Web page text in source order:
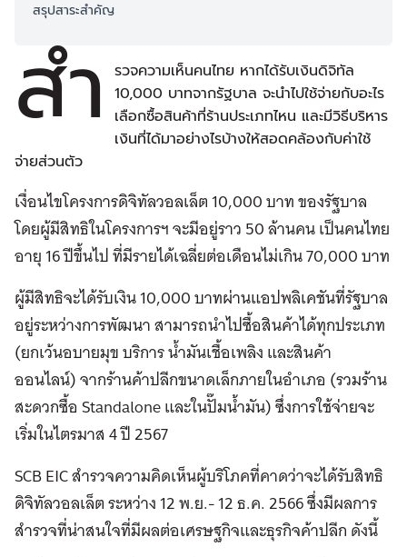
สรุปสาระสำคัญ
สำ
รวจความเห็นคนไทย หากได้รับเงินดิจิทัล
10,000 บาทจากรัฐบาล จะนำไปใช้จ่ายกับอะไร
เลือกซื้อสินค้าที่ร้านประเภทไหน และมีวิธีบริหาร
เงินที่ได้มาอย่างไรบ้างให้สอดคล้องกับค่าใช้
จ่ายส่วนตัว
เงื่อนไขโครงการดิจิทัลวอลเล็ต 10,000 บาท ของรัฐบาล
โดยผู้มีสิทธิในโครงการฯ จะมีอยู่ราว 50 ล้านคน เป็นคนไทย
อายุ 16 ปีขึ้นไป ที่มีรายได้เฉลี่ยต่อเดือนไม่เกิน 70,000 บาท
ผู้มีสิทธิจะได้รับเงิน 10,000 บาทผ่านแอปพลิเคชันที่รัฐบาล
อยู่ระหว่างการพัฒนา สามารถนำไปซื้อสินค้าได้ทุกประเภท
(ยกเว้นอบายมุข บริการ น้ำมันเชื้อเพลิง และสินค้า
ออนไลน์) จากร้านค้าปลีกขนาดเล็กภายในอำเภอ (รวมร้าน
สะดวกซื้อ Standalone และในปั๊มน้ำมัน) ซึ่งการใช้จ่ายจะ
เริ่มในไตรมาส 4 ปี 2567
SCB EIC สำรวจความคิดเห็นผู้บริโภคที่คาดว่าจะได้รับสิทธิ
ดิจิทัลวอลเล็ต ระหว่าง 12 พ.ย.- 12 ธ.ค. 2566 ซึ่งมีผลการ
สำรวจที่น่าสนใจที่มีผลต่อเศรษฐกิจและธุรกิจค้าปลีก ดังนี้